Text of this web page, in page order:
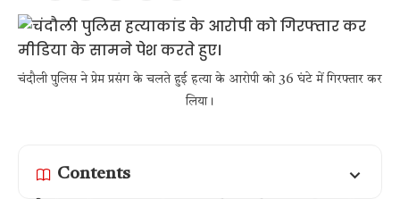
चंदौली पुलिस ने प्रेम प्रसंग के चलते हुई हत्या के आरोपी को 36 घंटे में गिरफ्तार कर
लिया।
Contents